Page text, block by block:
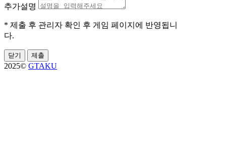
추가설명
* 제출 후 관리자 확인 후 게임 페이지에 반영됩니
다.
닫기 제출
2025© GTAKU